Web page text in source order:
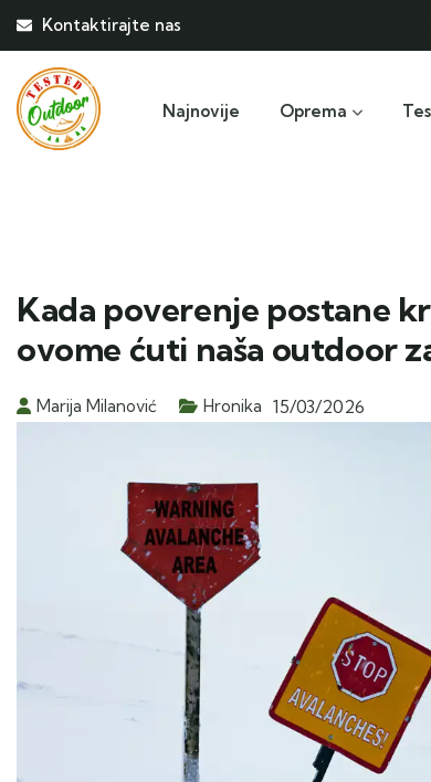
Kontaktirajte nas
Najnovije Oprema
Kada poverenje postane
ovome ćuti naša outdoor
Marija Milanović Hronika 15/03/2026